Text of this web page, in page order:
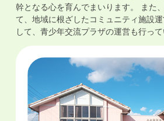
幹となる心を育んでまいります。 また
て、地域に根ざしたコミュニティ施設
して、青少年交流プラザの運営も行って